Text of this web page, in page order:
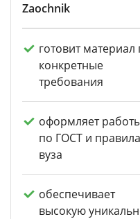
Zaochnik
готовит материал
конкретные
требования
оформляет
по ГОСТ и
вуза
обеспечивает
высокую